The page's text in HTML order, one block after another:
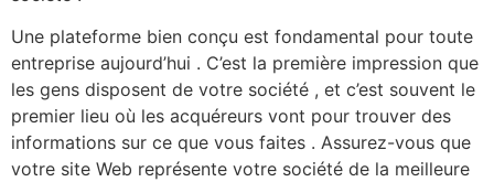
Une plateforme bien conçu est fondamental pour toute
entreprise aujourd’hui . C’est la première impression que
les gens disposent de votre société , et c’est souvent le
premier lieu où les acquéreurs vont pour trouver des
informations sur ce que vous faites . Assurez-vous que
votre site Web représente votre société de la meilleure